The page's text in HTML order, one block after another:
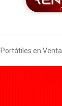
en Venta